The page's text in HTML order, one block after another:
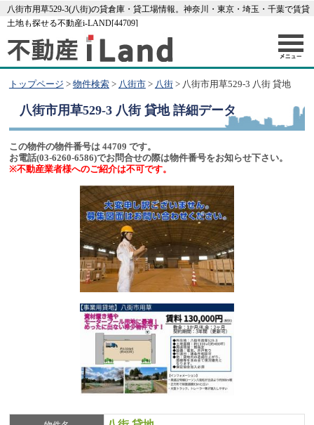
八街市用草529-3(八街)の貸倉庫・貸工場情報。神奈川・東京・埼玉・千葉で賃貸
土地も探せる不動産i-LAND[44709]
トップページ > 物件検索> 八街市> 八街> 八街市用草529-3 八街 貸地
八街市用草529-3 八街 貸地詳細データ
この物件の物件番号は 44709 です。
お電話(03-6260-6586)でお問合せの際は物件番号をお知らせ下さい。
※不動産業者様へのご紹介は不可です。